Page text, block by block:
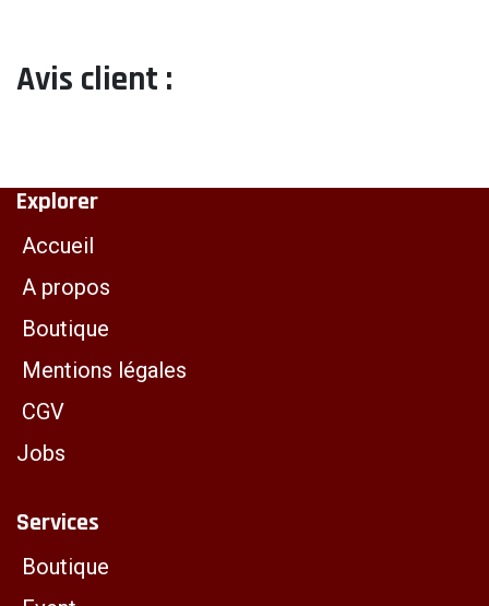
Avis client :
Explorer
Accueil
A propos
Boutique
Mentions légales
CGV
Jobs
Services
Boutique